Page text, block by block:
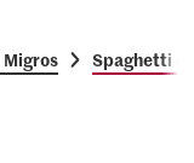
Spaghetti